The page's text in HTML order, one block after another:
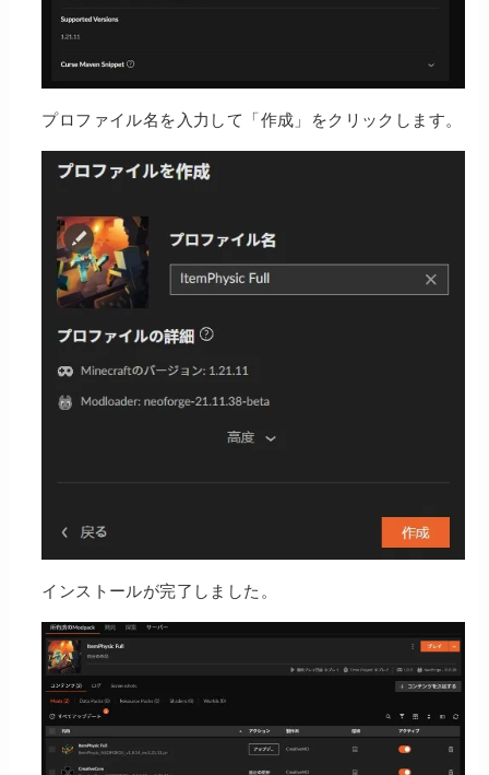
プロファイル名を入力して「作成」をクリックします。
インストールが完了しました。